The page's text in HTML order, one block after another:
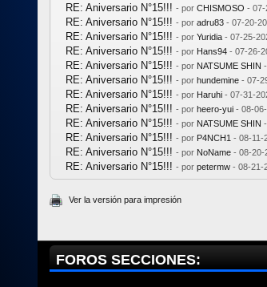
RE: Aniversario N°15!!! - por CHISMOSO - 07-
RE: Aniversario N°15!!! - por adru83 - 07-20-
RE: Aniversario N°15!!! - por Yuridia - 07-25-
RE: Aniversario N°15!!! - por Hans94 - 07-26-
RE: Aniversario N°15!!! - por NATSUME SHIN
RE: Aniversario N°15!!! - por hundemine - 07-
RE: Aniversario N°15!!! - por Haruhi - 07-31-
RE: Aniversario N°15!!! - por heero-yui - 08-
RE: Aniversario N°15!!! - por NATSUME SHIN
RE: Aniversario N°15!!! - por P4NCH1 - 08-11-
RE: Aniversario N°15!!! - por NoName - 08-20-
RE: Aniversario N°15!!! - por petermw - 08-21-
Ver la versión para impresión
FOROS SECCIONES: